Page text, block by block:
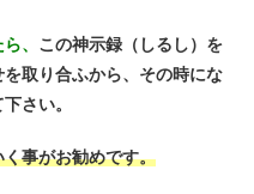
、 この神示録（しるし）を
取り合ふから、その時にな
さい。
事がお勧めです。